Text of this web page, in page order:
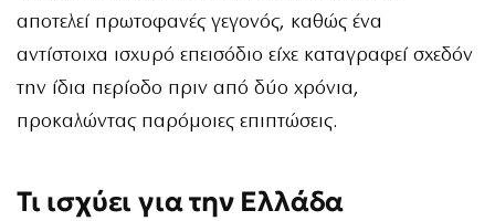
αποτελεί πρωτοφανές γεγονός, καθώς ένα
αντίστοιχα ισχυρό επεισόδιο είχε καταγραφεί σχεδόν
την ίδια περίοδο πριν από δύο χρόνια,
προκαλώντας παρόμοιες επιπτώσεις.
Τι ισχύει για την Ελλάδα